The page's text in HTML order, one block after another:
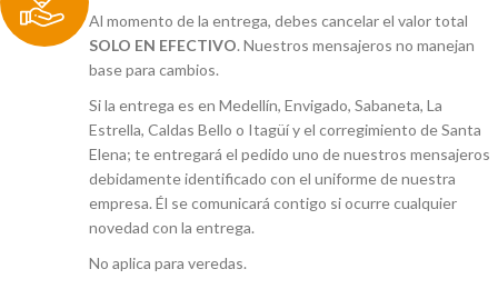
Al momento de la entrega, debes cancelar el valor total
SOLO EN EFECTIVO. Nuestros mensajeros no manejan
base para cambios.
Si la entrega es en Medellín, Envigado, Sabaneta, La
Estrella, Caldas Bello o Itagüí y el corregimiento de Santa
Elena; te entregará el pedido uno de nuestros mensajeros
debidamente identificado con el uniforme de nuestra
empresa. Él se comunicará contigo si ocurre cualquier
novedad con la entrega.
No aplica para veredas.